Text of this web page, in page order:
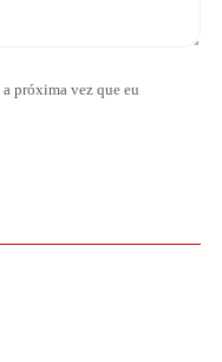
a próxima vez que eu